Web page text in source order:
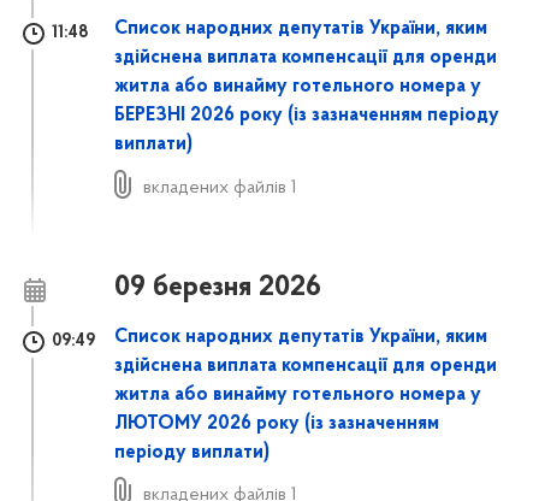
11:48
Список народних депутатів України, яким
здійснена виплата компенсації для оренди
житла або винайму готельного номера у
БЕРЕЗНІ 2026 року (із зазначенням періоду
виплати)
вкладених файлів 1
09 березня 2026
09:49
Список народних депутатів України, яким
здійснена виплата компенсації для оренди
житла або винайму готельного номера у
ЛЮТОМУ 2026 року (із зазначенням
періоду виплати)
вкладених файлів 1